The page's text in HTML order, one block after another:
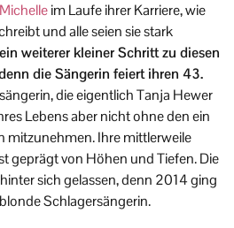
Michelleim Laufe ihrer Karriere, wie
und alle seien sie stark
weiterer kleiner Schritt zu diesen
die Sängerin feiert ihren 43.
die eigentlich Tanja Hewer
Lebens aber nicht ohne den ein
mitzunehmen. Ihre mittlerweile
geprägt von Höhen und Tiefen. Die
sich gelassen, denn 2014 ging
Schlagersängerin.